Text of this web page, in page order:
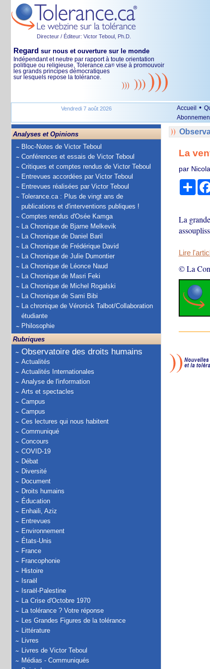
Directeur / Éditeur: Victor Teboul, Ph.D.
Regard sur nous et ouverture sur le monde
Indépendant et neutre par rapport à toute orientation
politique ou religieuse, Tolerance.ca® vise à promouvoir
les grands principes démocratiques
sur lesquels repose la tolérance.
Vendredi 7 août 2026 Accueil •
Analyses et Opinions
Bloc-Notes de Victor Teboul
Conférences et essais de Victor Teboul
Critiques et comptes rendus de Victor Teboul
Entrevues accordées par Victor Teboul
Entrevues réalisées par Victor Teboul
Tolerance.ca : Plus de vingt ans de
publications et d'interventions publiques !
Comptes rendus d'Osée Kamga
La Chronique de Bjarne Melkevik
La Chronique de Daniel Baril
La Chronique de Frédérique David
La Chronique de Julie Dumontier
La Chronique de Léonce Naud
La Chronique de Masri Feki
La Chronique de Michel Rogalski
La Chronique de Sami Bibi
La chronique de Véronick Talbot/Collaboration
étudiante
Philosophie
Rubriques
Observatoire des droits humains
Actualités
Actualités Internationales
Analyse de l'information
Arts et spectacles
Campus
Campus
Ces lectures qui nous habitent
Communiqué
Concours
COVID-19
Débat
Diversité
Document
Droits humains
Éducation
Enhaili, Aziz
Entrevues
Environnement
États-Unis
France
Francophonie
Histoire
Israël
Israël-Palestine
La Crise d'Octobre 1970
La tolérance ? Votre réponse
Les Grandes Figures de la tolérance
Littérature
Livres
Livres de Victor Teboul
Médias - Communiqués
La
par
La
Lire
© La